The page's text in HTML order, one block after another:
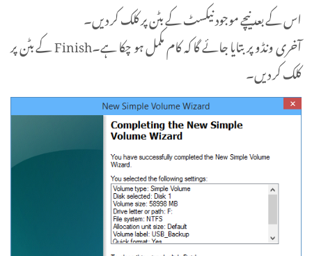
اس کے بعد نیچے موجود نیکسٹ کے بٹن پر کلک کر دیں۔
آخری ونڈو پر بتایا جائے گا کہ کام مکمل ہو چکا ہے۔Finish کے بٹن پر
کلک کر دیں۔